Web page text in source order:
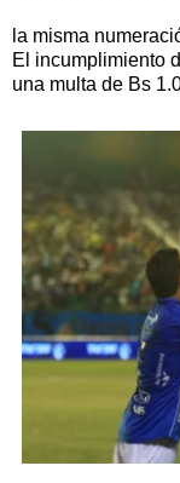
la misma
El incumplimiento
una multa de Bs